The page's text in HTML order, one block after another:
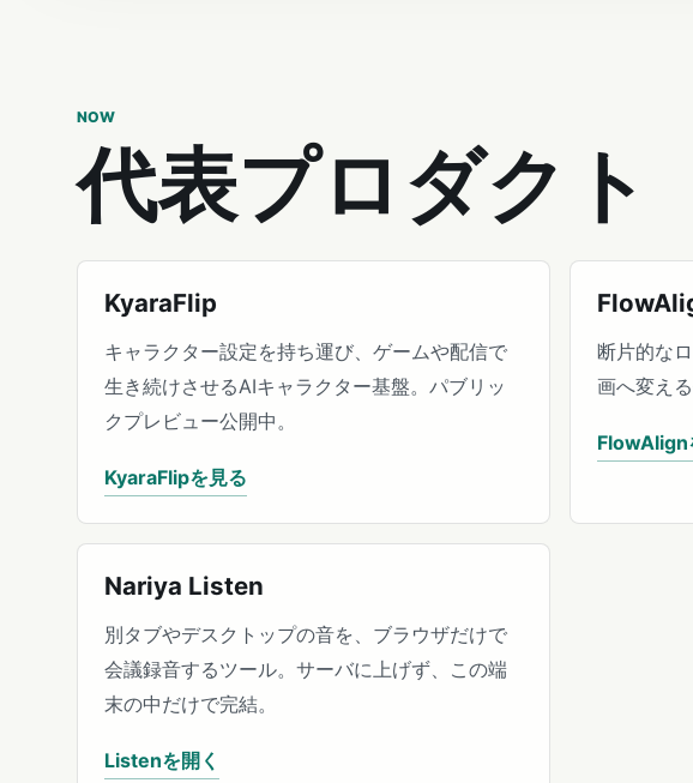
NOW
代表プロダクト
KyaraFlip
キャラクター設定を持ち運び、ゲームや配信で
生き続けさせるAIキャラクター基盤。パブリッ
クプレビュー公開中。
KyaraFlipを見る
断片的な
画へ変え
FlowAlign
Nariya Listen
別タブやデスクトップの音を、ブラウザだけで
会議録音するツール。サーバに上げず、この端
末の中だけで完結。
Listenを開く